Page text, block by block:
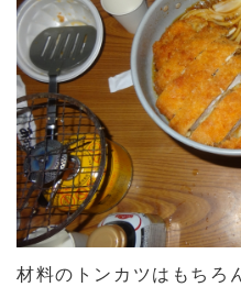
材料のトンカツはもちろ